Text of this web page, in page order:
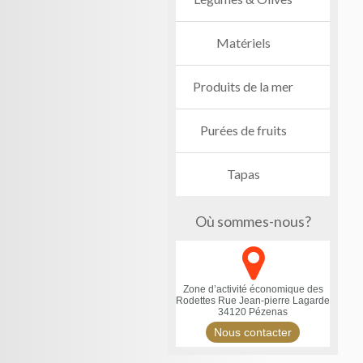
Matériels
Produits de la mer
Purées de fruits
Tapas
Où sommes-nous?
Zone d’activité économique des
Rodettes Rue Jean-pierre Lagarde
34120 Pézenas
Nous contacter